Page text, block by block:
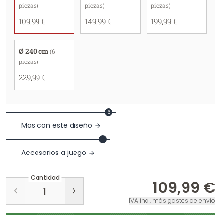
piezas)
109,99 €
piezas)
149,99 €
piezas)
199,99 €
Ø 240 cm (6
piezas)
229,99 €
Más con este diseño
6
Accesorios a juego
1
Cantidad
109,99 €
IVA incl. más gastos de envío